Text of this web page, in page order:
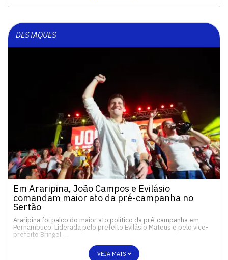
DESTAQUES
Em Araripina, João Campos e Evilásio
comandam maior ato da pré-campanha no
Sertão
Araripina foi palco do maior ato político da pré-campanha em
Pernambuco. Liderada pelo prefeito Evilásio Mateus e pelo vice-
prefeito Bringel…
VEJA MAIS